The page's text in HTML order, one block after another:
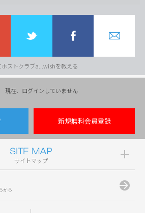
ホストクラブa...wishを教える
現在、ログインしていません
新規無料会員登録
サイトマップ
から